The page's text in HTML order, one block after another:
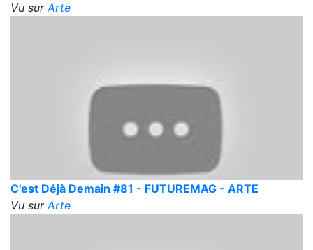
Vu surArte
C'est Déjà Demain #81 - FUTUREMAG - ARTE
Vu surArte